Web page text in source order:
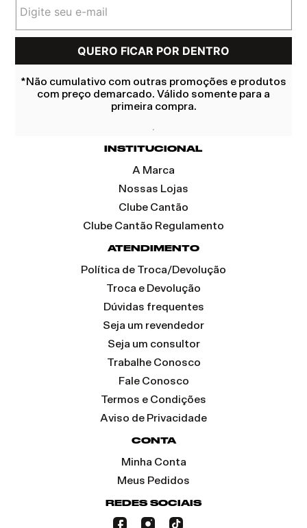
*Não cumulativo com outras promoções e produtos
com preço demarcado. Válido somente para a
primeira compra.
INSTITUCIONAL
A Marca
Nossas Lojas
Clube Cantão
Clube Cantão Regulamento
ATENDIMENTO
Política de Troca/Devolução
Troca e Devolução
Dúvidas frequentes
Seja um revendedor
Seja um consultor
Trabalhe Conosco
Fale Conosco
Termos e Condições
Aviso de Privacidade
CONTA
Minha Conta
Meus Pedidos
REDES SOCIAIS